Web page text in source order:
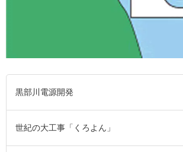
黒部川電源開発
世紀の大工事「くろよん」